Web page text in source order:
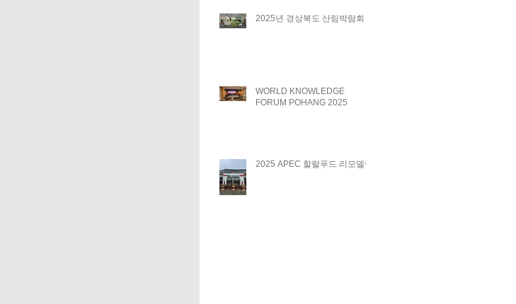
2025년 경상북도 산림박람회
WORLD KNOWLEDGE
FORUM POHANG 2025
2025 APEC 할랄푸드 리모델링